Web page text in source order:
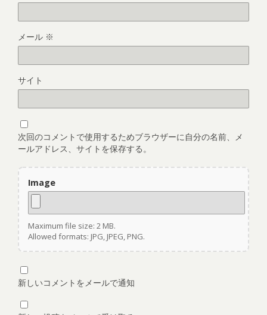
メール ※
サイト
次回のコメントで使用するためブラウザーに自分の名前、メ
ールアドレス、サイトを保存する。
Image
Maximum file size: 2 MB.
Allowed formats: JPG, JPEG, PNG.
新しいコメントをメールで通知